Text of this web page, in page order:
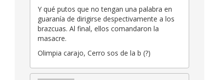
Y qué putos que no tengan una palabra en
guaranía de dirigirse despectivamente a los
brazcuas. Al final, ellos comandaron la
masacre.
Olimpia carajo, Cerro sos de la b (?)